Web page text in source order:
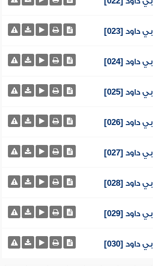
[023]
[024]
[025]
[026]
[027]
[028]
[029]
[030]